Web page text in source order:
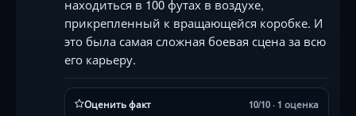
находиться в 100 футах в воздухе,
прикрепленный к вращающейся коробке. И
это была самая сложная боевая сцена за всю
его карьеру.
Оценить факт 10/10 · 1 оценка